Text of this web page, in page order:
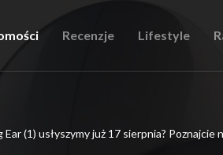
Recenzje Lifestyle
Ear (1) usłyszymy już 17 sierpnia?